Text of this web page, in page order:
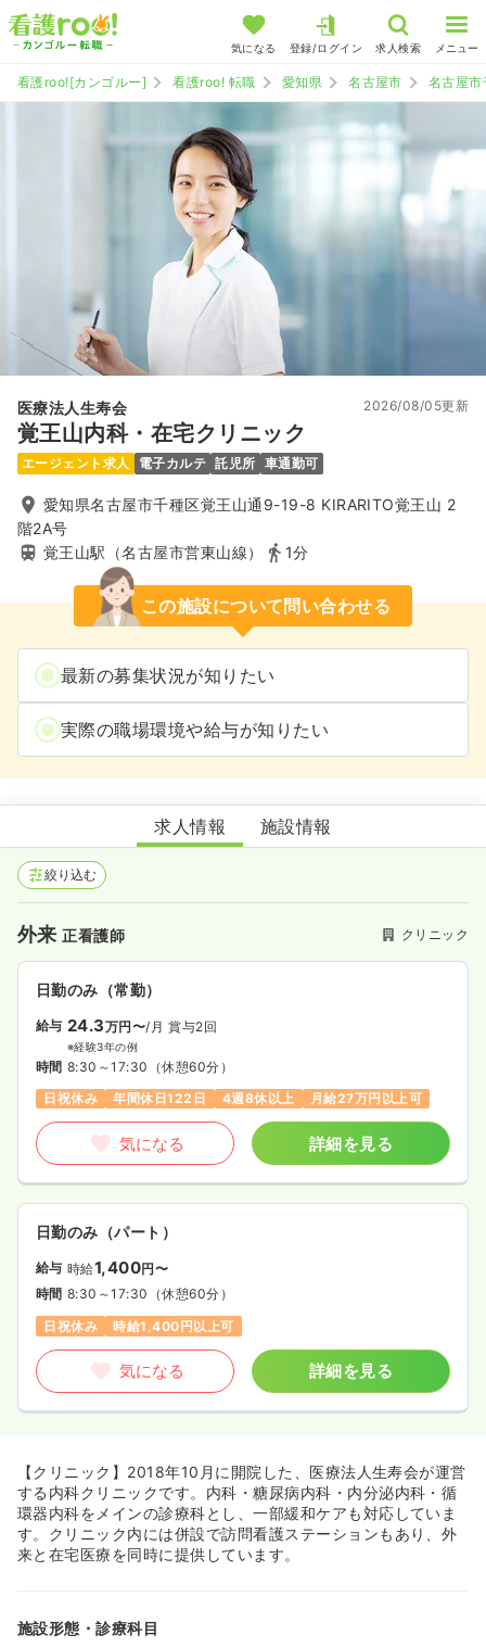
気になる 登録/ログイン 求人検索 メニュー
看護roo![カンゴルー] 看護roo! 転職 愛知県 名古屋市 名古屋市
医療法人生寿会
覚王山内科・在宅クリニック
2026/08/05更新
エージェント求人 電子カルテ 託児所 車通勤可
愛知県名古屋市千種区覚王山通9-19-8 KIRARITO覚王山 2
階2A号
覚王山駅（名古屋市営東山線）
1分
この施設について問い合わせる
最新の募集状況が知りたい
実際の職場環境や給与が知りたい
覚王山内科・在宅クリニック
求人情報 施設情報
絞り込む
外来正看護師 クリニック
日勤のみ（常勤）
給与 24.3万円〜/月 賞与2回
※経験3年の例
時間 8:30～17:30 （休憩60分）
日祝休み
年間休日122日 4週8休以上 月給27万円以上可
気になる 詳細を見る
日勤のみ（パート）
給与 時給1,400円〜
時間 8:30～17:30 （休憩60分）
日祝休み
時給1,400円以上可
気になる 詳細を見る
【クリニック】2018年10月に開院した、医療法人生寿会が運営
する内科クリニックです。内科・糖尿病内科・内分泌内科・循
環器内科をメインの診療科とし、一部緩和ケアも対応していま
す。クリニック内には併設で訪問看護ステーションもあり、外
来と在宅医療を同時に提供しています。
施設形態・診療科目